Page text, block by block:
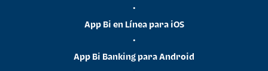
•
App Bi en Línea para iOS
•
App Bi Banking para Android